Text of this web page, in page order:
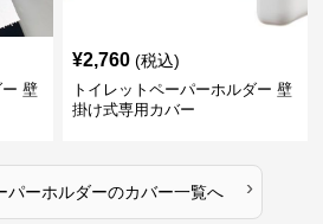
ー 壁
¥2,760 (税込)
トイレットペーパーホルダー 壁
掛け式専用カバー
パーホルダーのカバー一覧へ ›